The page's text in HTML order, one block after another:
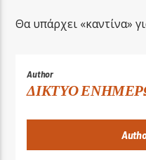
Θα υπάρχει «καντίνα»
Author
ΔΙΚΤΥΟ